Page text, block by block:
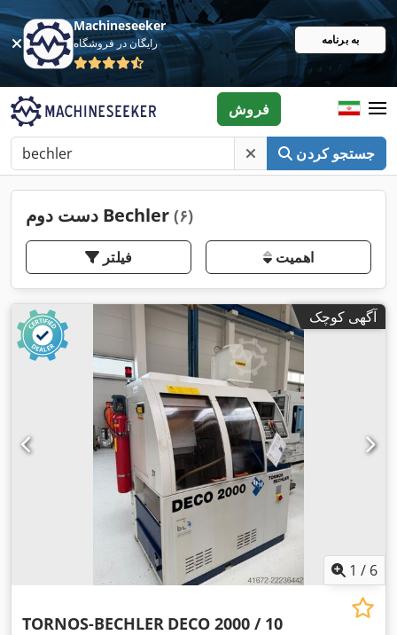
Machineseeker
رایگان در فروشگاه به برنامه
جستجو کردن
فروش
دست دوم Bechler (۶)
فیلتر اهمیت
آگهی کوچک
1 / 6
TORNOS-BECHLER DECO 2000 / 10